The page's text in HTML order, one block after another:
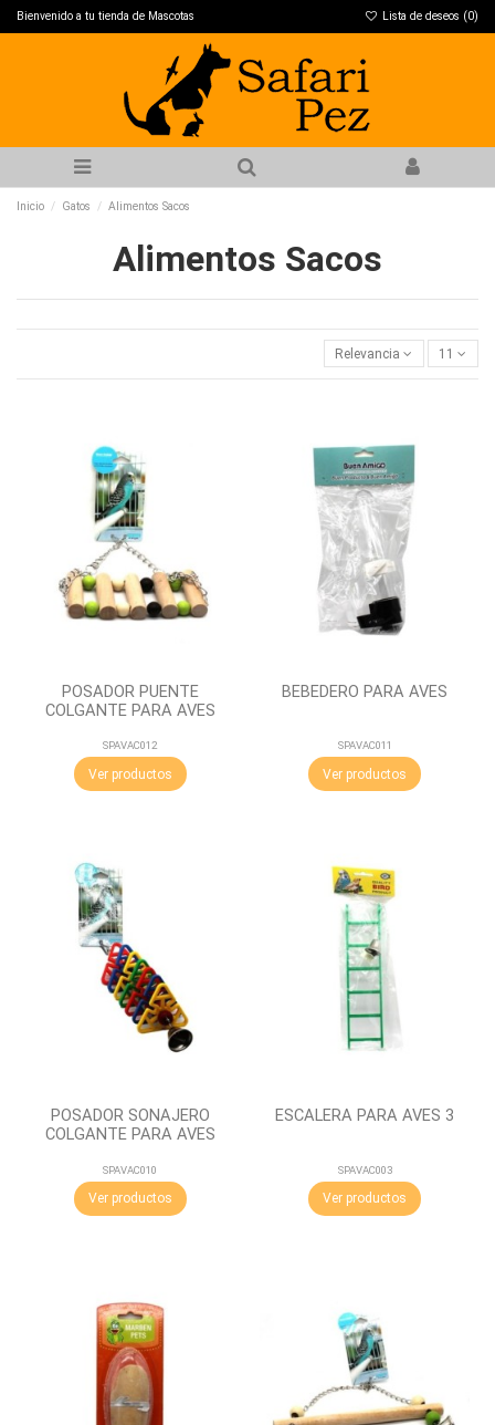
Bienvenido a tu tienda de Mascotas Lista de deseos (0)
Inicio Gatos Alimentos Sacos
Alimentos Sacos
Relevancia 11
POSADOR PUENTE
COLGANTE PARA AVES
SPAVAC012
Ver productos
BEBEDERO PARA AVES
SPAVAC011
Ver productos
POSADOR SONAJERO
COLGANTE PARA AVES
SPAVAC010
Ver productos
ESCALERA PARA AVES 3
SPAVAC003
Ver productos